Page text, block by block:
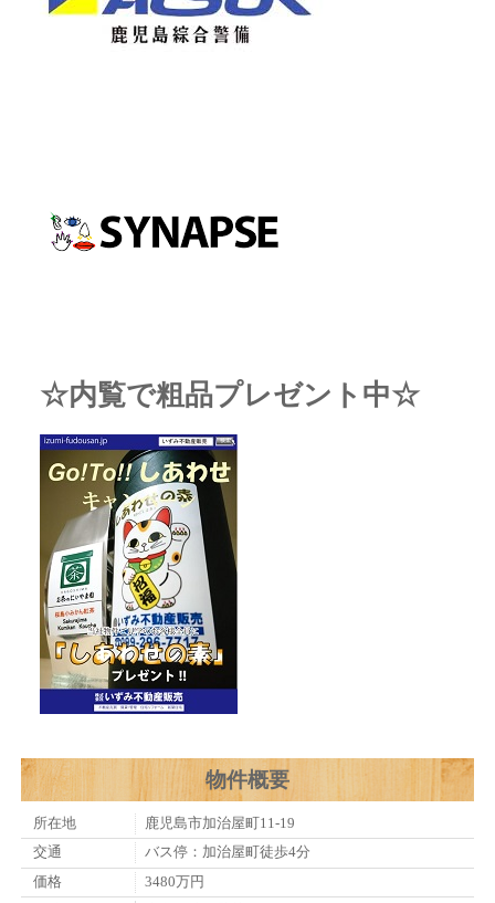
☆内覧で粗品プレゼント中☆
物件概要
所在地
鹿児島市加治屋町11-19
交通
バス停：加治屋町徒歩4分
価格
3480万円